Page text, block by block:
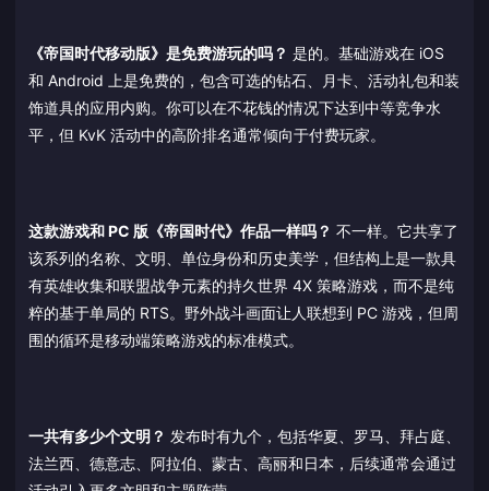
《帝国时代移动版》是免费游玩的吗？ 是的。基础游戏在 iOS
和 Android 上是免费的，包含可选的钻石、月卡、活动礼包和装
饰道具的应用内购。你可以在不花钱的情况下达到中等竞争水
平，但 KvK 活动中的高阶排名通常倾向于付费玩家。
这款游戏和 PC 版《帝国时代》作品一样吗？ 不一样。它共享了
该系列的名称、文明、单位身份和历史美学，但结构上是一款具
有英雄收集和联盟战争元素的持久世界 4X 策略游戏，而不是纯
粹的基于单局的 RTS。野外战斗画面让人联想到 PC 游戏，但周
围的循环是移动端策略游戏的标准模式。
一共有多少个文明？ 发布时有九个，包括华夏、罗马、拜占庭、
法兰西、德意志、阿拉伯、蒙古、高丽和日本，后续通常会通过